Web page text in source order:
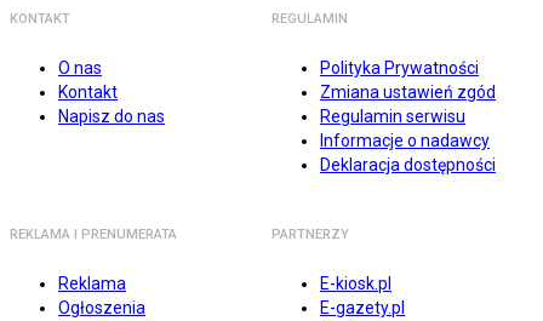
KONTAKT
O nas
Kontakt
Napisz do nas
REGULAMIN
Polityka Prywatności
Zmiana ustawień zgód
Regulamin serwisu
Informacje o nadawcy
Deklaracja dostępności
REKLAMA I PRENUMERATA
Reklama
Ogłoszenia
PARTNERZY
E-kiosk.pl
E-gazety.pl